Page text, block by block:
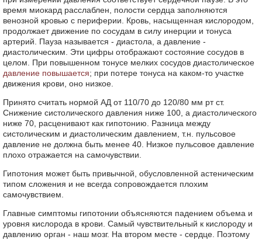
время миокард расслаблен, полости сердца заполняются
венозной кровью с периферии. Кровь, насыщенная кислородом,
продолжает движение по сосудам в силу инерции и тонуса
артерий. Пауза называется - диастола, а давление -
диастолическим. Эти цифры отображают состояние сосудов в
целом. При повышенном тонусе мелких сосудов диастолическое
давление повышается; при потере тонуса на каком-то участке
движения крови, оно низкое.
Принято считать нормой АД от 110/70 до 120/80 мм рт ст.
Снижение систолического давления ниже 100, а диастолического
ниже 70, расценивают как гипотонию. Разница между
систолическим и диастолическим давлением, т.н. пульсовое
давление не должна быть менее 40. Низкое пульсовое давление
плохо отражается на самочувствии.
Гипотония может быть привычной, обусловленной астеническим
типом сложения и не всегда сопровождается плохим
самочувствием.
Главные симптомы гипотонии объясняются падением объема и
уровня кислорода в крови. Самый чувствительный к кислороду и
давлению орган - наш мозг. На втором месте - сердце. Поэтому